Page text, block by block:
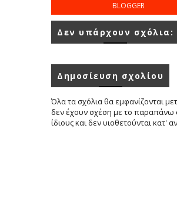
BLOGGER
Δεν υπάρχουν σχόλια:
Δημοσίευση σχολίου
Όλα τα σχόλια θα εμφανίζονται
δεν έχουν σχέση με το παραπάνω
ίδιους και δεν υιοθετούνται κατ'